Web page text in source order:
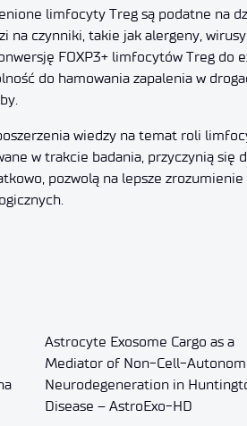
limfocyty Treg są podatne na
na czynniki, takie jak alergeny,
FOXP3+ limfocytów Treg do
do hamowania zapalenia w
wiedzy na temat roli
w trakcie badania, przyczynią się
pozwolą na lepsze
Astrocyte Exosome Cargo as a
Mediator of Non-Cell-
Neurodegeneration in
Disease – AstroExo-HD